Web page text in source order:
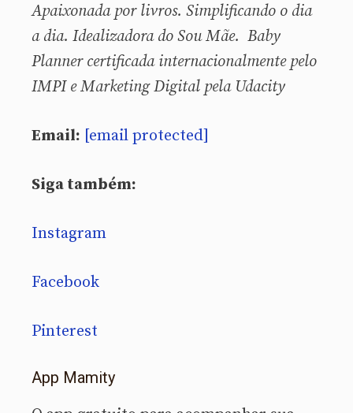
Apaixonada por livros. Simplificando o dia
a dia. Idealizadora do Sou Mãe. Baby
Planner certificada internacionalmente pelo
IMPI e Marketing Digital pela Udacity
Email: [email protected]
Siga também:
Instagram
Facebook
Pinterest
App Mamity